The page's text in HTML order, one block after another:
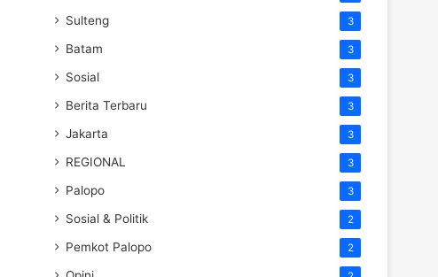
Sulteng 3
Batam 3
Sosial 3
Berita Terbaru 3
Jakarta 3
REGIONAL 3
Palopo 3
Sosial & Politik 2
Pemkot Palopo 2